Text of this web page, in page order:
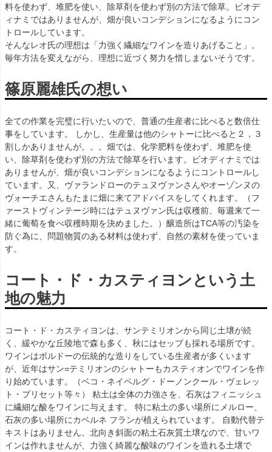
料を使わず、堆肥を使い、除草剤を使わず別の方法で除草。ビオデ
ィナミではありませんが、畑が良いコンデションになるようにコン
トロールしています。
そんなレオ氏の理想は「力強く繊細なワインを造りあげること」。
毎年方法を変えながら、理想に近づく努力を惜しまないそうです。
篠原麗雄氏の想い
全ての作業を完璧に行いたいので、普通の生産者に比べると数倍仕
事をしています。 しかし、生産量は他のシャトーに比べると２，３
割しかありませんが。。。畑では、化学肥料を使わず、堆肥を使
い、除草剤を使わず別の方法で除草を行います。ビオディナミでは
ありませんが、畑が良いコンデションになるようにコントロールし
ています。又、ヴァランドローのテュヌヴァンさんやオーゾンヌの
ヴォーチエさんもたまに畑に来てアドバイスをしてくれます。（フ
ァーストヴィンテージ時にはテュヌヴァン氏は収穫前、毎週来て一
緒に葡萄を食べ収穫時期を決めました。）醸造所はTCA等の汚染を
防ぐ為に、問題物質のある材料は使わず、自然の素材を使っていま
す。
コート・ド・カスティヨンという土
地の魅力
コート・ド・カスティヨンは、サンテミリオンから同じ土壌が続
く、緩やかな丘陵地で森も多く、秋にはセップも採れる場所です。
ワインはボルドーの伝統的な造りをしている生産者が多くいます
が、近年はサン=テミリオンのシャトーもカスティオンでワインを作
り始めています。（ベコ・ネイペルグ・ドーノンクール・ヴェレッ
ト・プリセット等々） 粘土は全体の力強さを、石灰はフィニッシュ
に繊細な酸をワインに与えます。 特に粘土の多い場所にメルロー、
石灰の多い場所にカベルネ フランが植えられています。 自動代替テ
キストはありません。北向き斜面の粘土石灰質土壌なので、甘いワ
インは作れませんが、力強く綺麗な酸味のワインを造れる土壌で